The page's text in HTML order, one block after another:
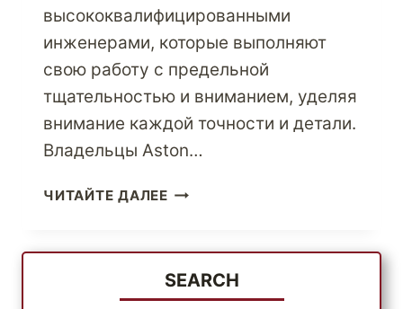
высококвалифицированными
инженерами, которые выполняют
свою работу с предельной
тщательностью и вниманием, уделяя
внимание каждой точности и детали.
Владельцы Aston…
ЧИТАЙТЕ ДАЛЕЕВЛАДЕЛЬЦЫ
—
ПОЛУЧАЙТЕ
ОРИГИНАЛЬНЫЕ
SEARCH